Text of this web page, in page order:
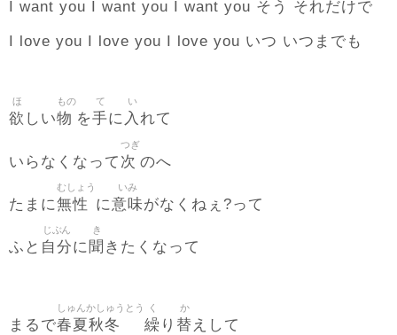
I want you I want you I want you そう それだけで
I love you I love you I love you いつ いつまでも
欲
ほ
しい物
もの
を手
て
に 入
い
れて
いらなくなって 次
つぎ
のへ
たまに無性
むしょう
に意味
いみ
がなくねぇ?って
ふと 自分
じぶん
に 聞
き
きたくなって
まるで春夏秋冬
しゅんかしゅうとう
繰
く
り 替
か
えして